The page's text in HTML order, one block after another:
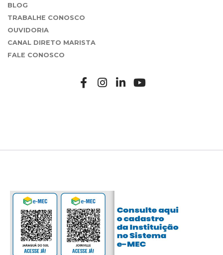
BLOG
TRABALHE CONOSCO
OUVIDORIA
CANAL DIRETO MARISTA
FALE CONOSCO